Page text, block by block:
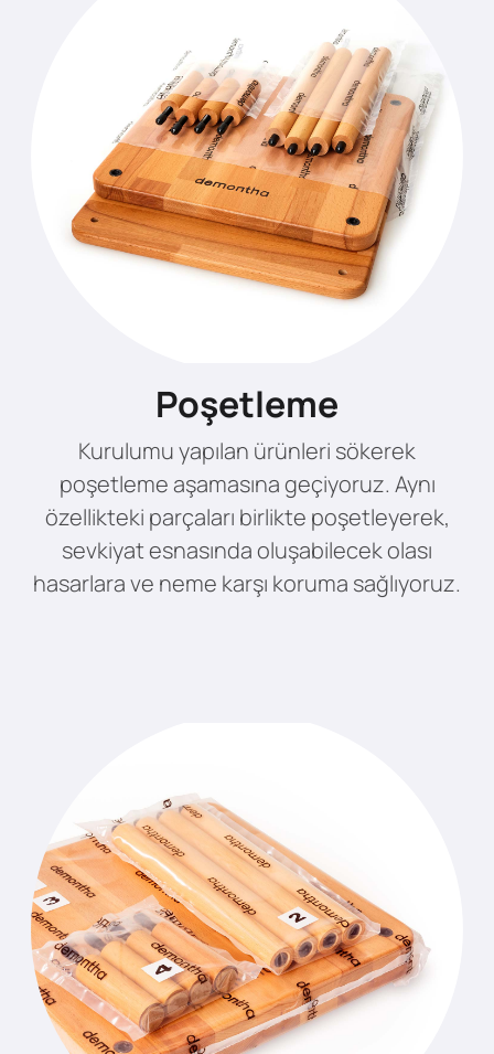
Poşetleme
Kurulumu yapılan ürünleri sökerek
poşetleme aşamasına geçiyoruz. Aynı
özellikteki parçaları birlikte poşetleyerek,
sevkiyat esnasında oluşabilecek olası
hasarlara ve neme karşı koruma sağlıyoruz.